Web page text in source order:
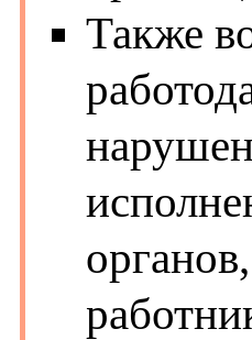
Также